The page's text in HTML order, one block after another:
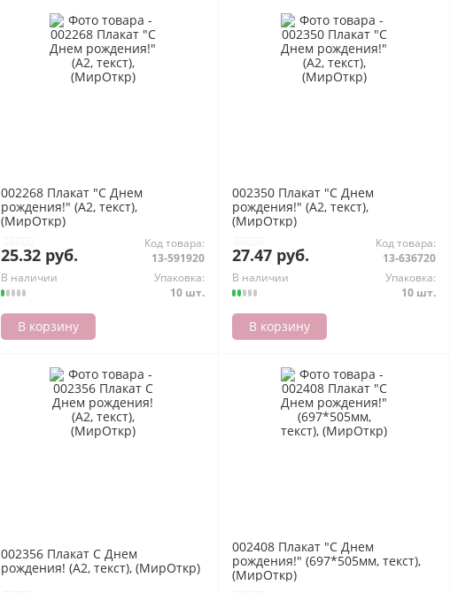
002268 Плакат "С Днем
рождения!" (А2, текст),
(МирОткр)
25.32 руб.
Код товара:
13-591920
В наличии
Упаковка:
10 шт.
В корзину
002350 Плакат "С Днем
рождения!" (А2, текст),
(МирОткр)
27.47 руб.
Код товара:
13-636720
В наличии
Упаковка:
10 шт.
В корзину
002356 Плакат С Днем
рождения! (А2, текст), (МирОткр)
002408 Плакат "С Днем
рождения!" (697*505мм, текст),
(МирОткр)